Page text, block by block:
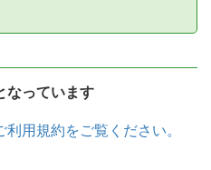
なっています
利用規約をご覧ください。